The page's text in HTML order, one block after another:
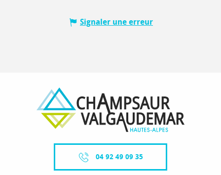
Signaler une erreur
04 92 49 09 35